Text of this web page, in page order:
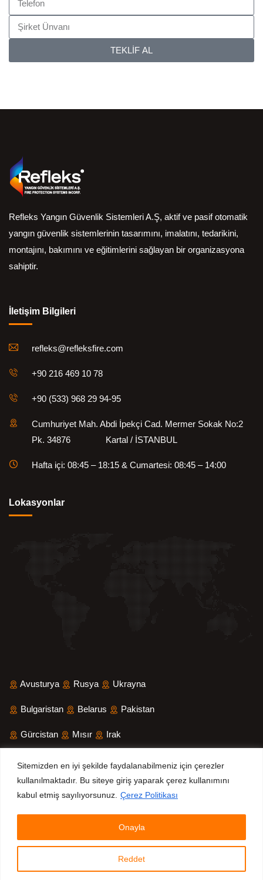
Sitemizden en iyi şekilde faydalanabilmeniz için çerezler
kullanılmaktadır. Bu siteye giriş yaparak çerez kullanımını
kabul etmiş sayılıyorsunuz. Çerez Politikası
Reddet
Onayla
TEKLİF AL
Refleks Yangın Güvenlik Sistemleri A.Ş, aktif ve pasif otomatik
yangın güvenlik sistemlerinin tasarımını, imalatını, tedarikini,
montajını, bakımını ve eğitimlerini sağlayan bir organizasyona
sahiptir.
İletişim Bilgileri
refleks@refleksfire.com
+90 216 469 10 78
+90 (533) 968 29 94-95
Cumhuriyet Mah. Abdi İpekçi Cad. Mermer Sokak No:2
Pk. 34876 Kartal / İSTANBUL
Hafta içi: 08:45 – 18:15 & Cumartesi: 08:45 – 14:00
Lokasyonlar
Avusturya Rusya Ukrayna
Bulgaristan Belarus Pakistan
Gürcistan Mısır Irak
Sri Lanka Bangladeş
© 2025 All Rights Reserved.Refleks Fire Safety Systems
Inc.